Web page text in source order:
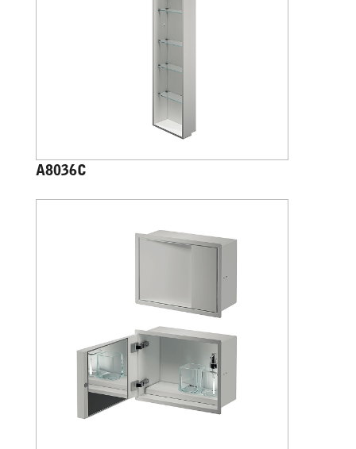
A8036C